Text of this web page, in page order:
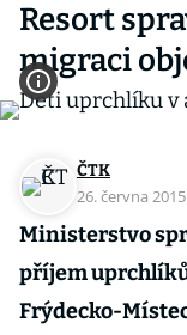
Resort
migraci
ČTK
26. června 2015
Ministerstvo
příjem
Frýdecko-